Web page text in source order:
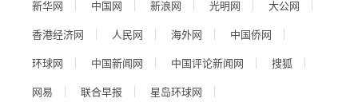
新华网 中国网 新浪网 光明网
大公网
香港经济网
人民网 海外网
中国侨网
环球网
中国新闻网 中国评论新闻网
搜狐
网易
联合早报
星岛环球网